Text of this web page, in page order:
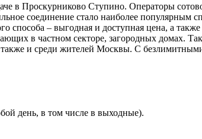
в Проскурниково Ступино. Операторы
соединение стало наиболее популярным
– выгодная и доступная цена, а
в частном секторе, загородных домах.
и среди жителей Москвы. С
день, в том числе в выходные).